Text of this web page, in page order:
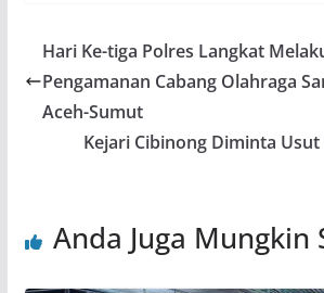
Hari Ke-tiga Polres Langkat
Pengamanan Cabang Olahraga
Aceh-Sumut
Kejari Cibinong Diminta
Anda Juga Mungkin